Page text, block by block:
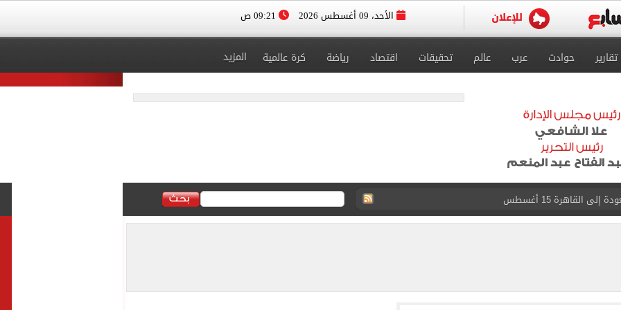
الأحد، 09 أغسطس 2026
تقارير حوادث عرب عالم تحقيقات اقتصاد رياضة كرة عالمية المزيد
القاهرة 15 أغسطس
مصر بطولة أمم أفريقيا تحت 23 سنة
غامضة من عبد الله السعيد بعد غيابه عن الزمالك